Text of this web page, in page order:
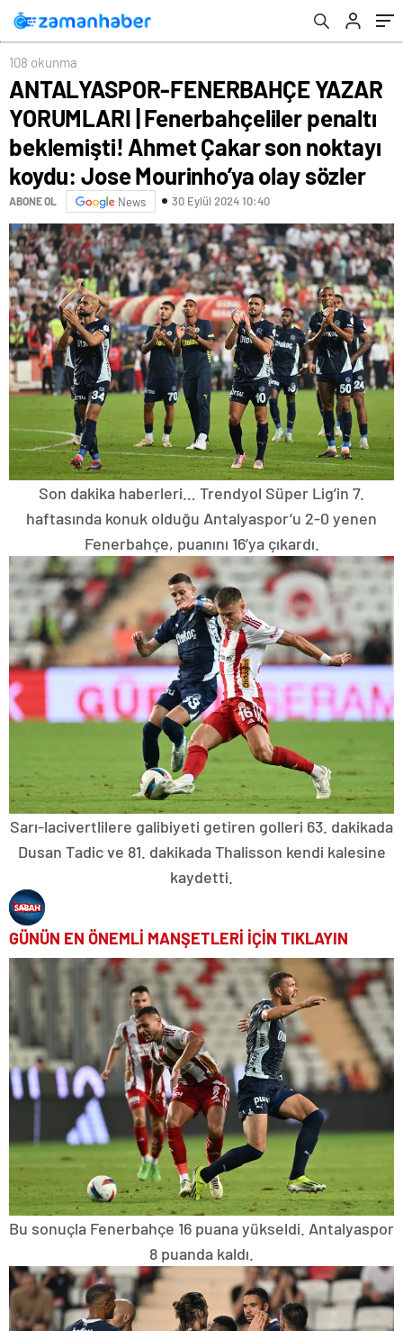
Jose Mourinho’ya olay sözler
108 okunma
ANTALYASPOR-FENERBAHÇE YAZAR
YORUMLARI | Fenerbahçeliler penaltı
beklemişti! Ahmet Çakar son noktayı
koydu: Jose Mourinho’ya olay sözler
ABONE OL News 30 Eylül 2024 10:40
Son dakika haberleri… Trendyol Süper Lig’in 7.
haftasında konuk olduğu Antalyaspor’u 2-0 yenen
Fenerbahçe, puanını 16’ya çıkardı.
Sarı-lacivertlilere galibiyeti getiren golleri 63. dakikada
Dusan Tadic ve 81. dakikada Thalisson kendi kalesine
kaydetti.
GÜNÜN EN ÖNEMLİ MANŞETLERİ İÇİN TIKLAYIN
Bu sonuçla Fenerbahçe 16 puana yükseldi. Antalyaspor
8 puanda kaldı.